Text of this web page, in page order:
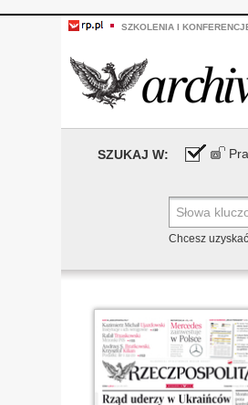
SZKOLENIA I
SZUKAJ W:
Chcesz